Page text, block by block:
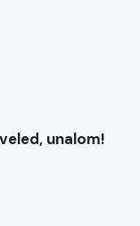
unalom!